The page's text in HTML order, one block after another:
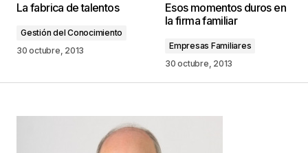
publicada. Los campos obligatorios están
*
La fabrica de talentos
Gestión del Conocimiento
30 octubre, 2013
Esos momentos duros en
la firma familiar
Empresas Familiares
30 octubre, 2013